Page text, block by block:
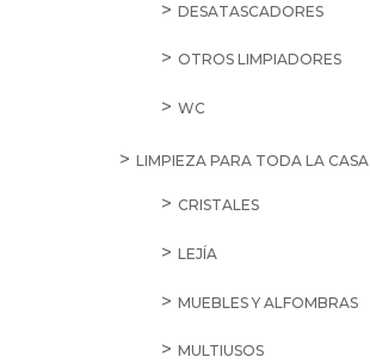
DESATASCADORES
OTROS LIMPIADORES
WC
LIMPIEZA PARA TODA LA CASA
CRISTALES
LEJÍA
MUEBLES Y ALFOMBRAS
MULTIUSOS